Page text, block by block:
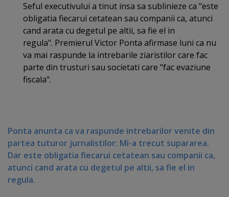
Seful executivului a tinut insa sa sublinieze ca "este
obligatia fiecarui cetatean sau companii ca, atunci
cand arata cu degetul pe altii, sa fie el in
regula". Premierul Victor Ponta afirmase luni ca nu
va mai raspunde la intrebarile ziaristilor care fac
parte din trusturi sau societati care "fac evaziune
fiscala".
Ponta anunta ca va raspunde intrebarilor venite din
partea tuturor jurnalistilor: Mi-a trecut supararea.
Dar este obligatia fiecarui cetatean sau companii ca,
atunci cand arata cu degetul pe altii, sa fie el in
regula.